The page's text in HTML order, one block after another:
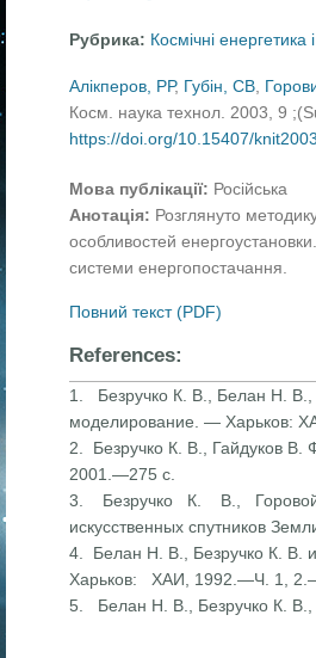
Рубрика: Космічні енергетика
Алікперов, РР, Губін, СВ,
Косм. наука технол. 2003, 9
https://doi.org/10.15407/
Мова публікації: Російська
Анотація: Розглянуто
особливостей
системи енергопостачання.
Повний текст (PDF)
References:
1. Безручко К. В., Белан Н. В.,
моделирование. — Харьков:
2. Безручко К. В., Гайдуков В.
2001.—275 с.
3. Безручко К. В., Горовой
искусственных спутников
4. Белан Н. В., Безручко К. В.
Харьков: ХАИ, 1992.—Ч. 1,
5. Белан Н. В., Безручко К.